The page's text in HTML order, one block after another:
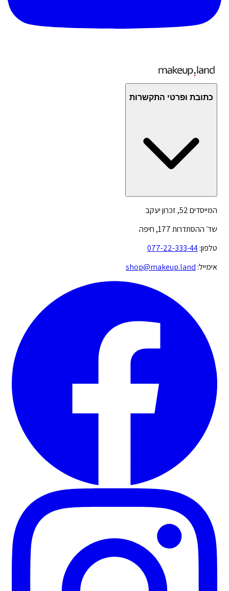
כתובת ופרטי התקשרות
המייסדים 52, זכרון יעקב
שד׳ ההסתדרות 177, חיפה
טלפון:077-22-333-44
אימייל: shop@makeup.land